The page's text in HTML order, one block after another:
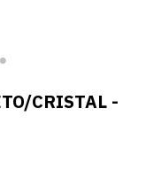
CRISTAL -